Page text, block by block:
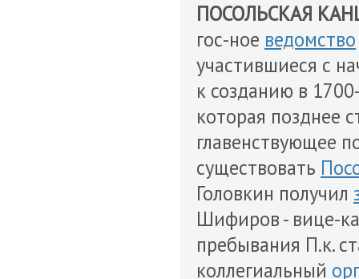
ПОСОЛЬСКАЯ
гос-ное ведомство
участившиеся с
к созданию в
которая позднее
главенствующее
существовать
Головкин получил
Шифиров - вице-
пребывания П.к.
коллегиальный